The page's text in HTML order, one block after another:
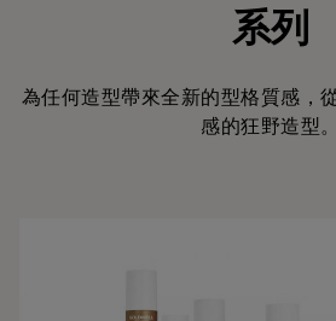
系列
為任何造型帶來全新的型格質感，
感的狂野造型。